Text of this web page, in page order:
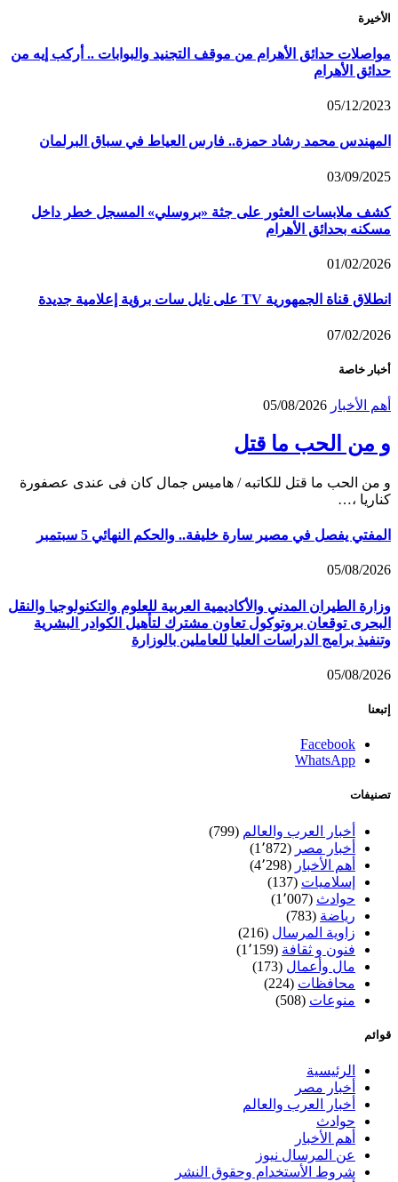
الأخيرة
مواصلات حدائق الأهرام من موقف التجنيد والبوابات .. أركب إيه من
حدائق الأهرام
05/12/2023
المهندس محمد رشاد حمزة.. فارس العياط في سباق البرلمان
03/09/2025
كشف ملابسات العثور على جثة «بروسلي» المسجل خطر داخل
مسكنه بحدائق الأهرام
01/02/2026
انطلاق قناة الجمهورية TV على نايل سات برؤية إعلامية جديدة
07/02/2026
أخبار خاصة
أهم الأخبار 05/08/2026
و من الحب ما قتل
و من الحب ما قتل للكاتبه / هاميس جمال كان فى عندى عصفورة
كناريا ،…
المفتي يفصل في مصير سارة خليفة.. والحكم النهائي 5 سبتمبر
05/08/2026
وزارة الطيران المدني والأكاديمية العربية للعلوم والتكنولوجيا والنقل
البحرى توقعان بروتوكول تعاون مشترك لتأهيل الكوادر البشرية
وتنفيذ برامج الدراسات العليا للعاملين بالوزارة
05/08/2026
إتبعنا
Facebook
WhatsApp
تصنيفات
أخبار العرب والعالم (799)
أخبار مصر (1٬872)
أهم الأخبار (4٬298)
إسلاميات (137)
حوادث (1٬007)
رياضة (783)
زاوية المرسال (216)
فنون و ثقافة (1٬159)
مال وأعمال (173)
محافظات (224)
منوعات (508)
قوائم
الرئيسية
أخبار مصر
أخبار العرب والعالم
حوادث
أهم الأخبار
عن المرسال نيوز
شروط الأستخدام وحقوق النشر